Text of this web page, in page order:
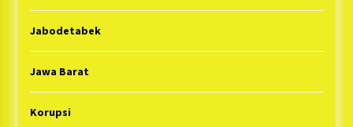
Jabodetabek
Jawa Barat
Korupsi